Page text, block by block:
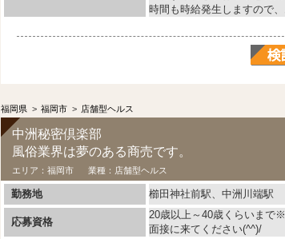
時間も時給発生しますので、
福岡県 > 福岡市 > 店舗型ヘルス
中洲秘密倶楽部
風俗業界は夢のある商売です。
エリア： 福岡市 業種： 店舗型ヘルス
勤務地 櫛田神社前駅、中洲川端駅
応募資格
20歳以上～40歳くらいまで
面接に来てください(^^)/